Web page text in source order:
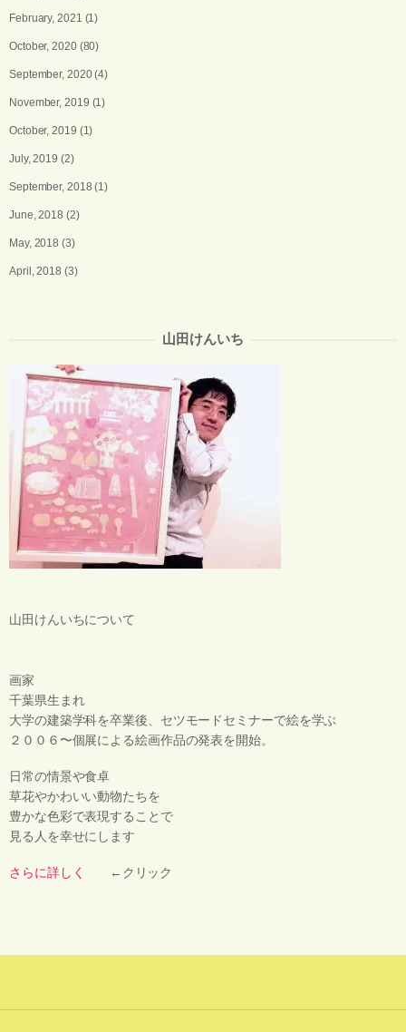
February, 2021 (1)
October, 2020(80)
September, 2020(4)
November, 2019 (1)
October, 2019 (1)
July, 2019 (2)
September, 2018 (1)
June, 2018 (2)
May, 2018 (3)
April, 2018 (3)
山田けんいち
山田けんいちについて
画家
千葉県生まれ
大学の建築学科を卒業後、セツモードセミナーで絵を学ぶ
２００６〜個展による絵画作品の発表を開始。
日常の情景や食卓
草花やかわいい動物たちを
豊かな色彩で表現することで
見る人を幸せにします
さらに詳しく ←クリック